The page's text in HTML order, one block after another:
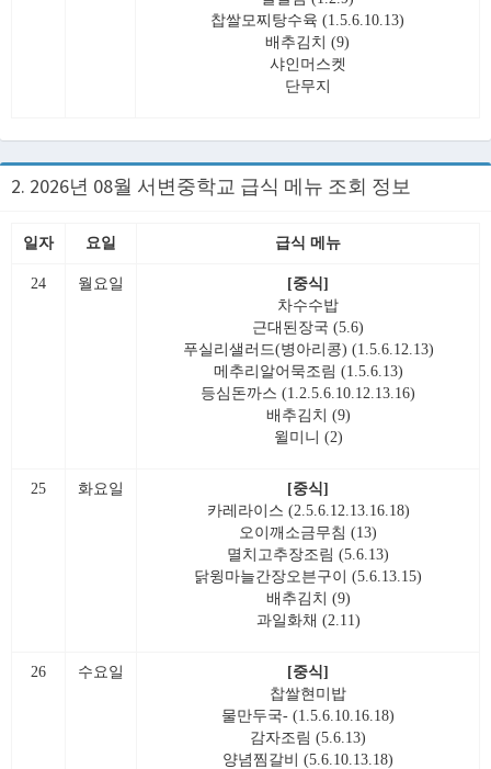
찹쌀모찌탕수육 (1.5.6.10.13)
배추김치 (9)
샤인머스켓
단무지
2. 2026년 08월 서변중학교 급식 메뉴 조회 정보
일자 요일 급식 메뉴
24 월요일
[중식]
차수수밥
근대된장국 (5.6)
푸실리샐러드(병아리콩) (1.5.6.12.13)
메추리알어묵조림 (1.5.6.13)
등심돈까스 (1.2.5.6.10.12.13.16)
배추김치 (9)
윌미니 (2)
25 화요일
[중식]
카레라이스 (2.5.6.12.13.16.18)
오이깨소금무침 (13)
멸치고추장조림 (5.6.13)
닭윙마늘간장오븐구이 (5.6.13.15)
배추김치 (9)
과일화채 (2.11)
26 수요일
[중식]
찹쌀현미밥
물만두국- (1.5.6.10.16.18)
감자조림 (5.6.13)
양념찜갈비 (5.6.10.13.18)